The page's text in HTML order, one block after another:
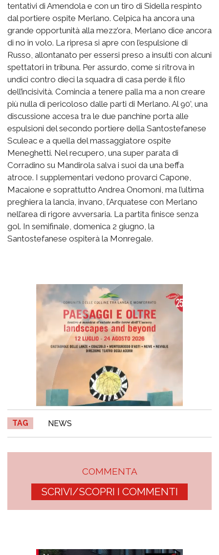
tentativi di Amendola e con un tiro di Sidella respinto
dal portiere ospite Merlano. Celpica ha ancora una
grande opportunità alla mezz’ora, Merlano dice ancora
di no in volo. La ripresa si apre con l’espulsione di
Russo, allontanato per essersi preso a insulti con alcuni
spettatori in tribuna. Per assurdo, come si ritrova in
undici contro dieci la squadra di casa perde il filo
dell’incisività. Comincia a tenere palla ma a non creare
più nulla di pericoloso dalle parti di Merlano. Al 90’, una
discussione accesa tra le due panchine porta alle
espulsioni del secondo portiere della Santostefanese
Sculeac e a quella del massaggiatore ospite
Meneghetti. Nel recupero, una super parata di
Corradino su Mandirola salva i suoi da una beffa
atroce. I supplementari vedono provarci Capone,
Macaione e soprattutto Andrea Onomoni, ma l’ultima
preghiera la lancia, invano, l’Arquatese con Merlano
nell’area di rigore avversaria. La partita finisce senza
gol. In semifinale, domenica 2 giugno, la
Santostefanese ospiterà la Monregale.
TAG NEWS
COMMENTA
SCRIVI/SCOPRI I COMMENTI